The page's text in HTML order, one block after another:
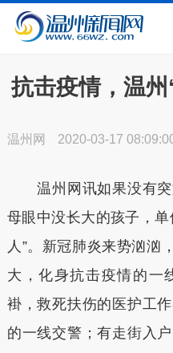
抗击疫情，温
温州网 2020-03-17
温州网讯如果没有突
母眼中没长大的孩子，
人”。新冠肺炎来势汹汹
大，化身抗击疫情的一
褂，救死扶伤的医护工
的一线交警；有走街入